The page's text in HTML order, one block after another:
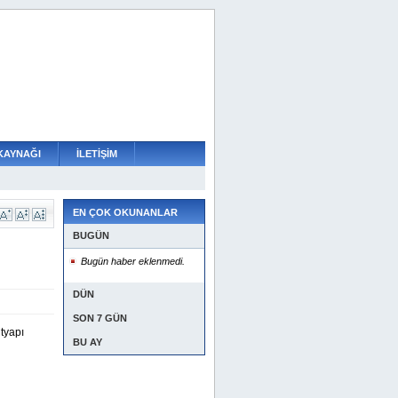
İLETİŞİM
EN ÇOK OKUNANLAR
BUGÜN
Bugün haber eklenmedi.
DÜN
SON 7 GÜN
BU AY